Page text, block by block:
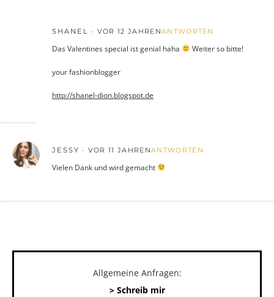
SHANEL VOR 12 JAHRENANTWORTEN
Das Valentines special ist genial haha Weiter so bitte!
your fashionblogger
http://shanel-dion.blogspot.de
JESSY VOR 11 JAHRENANTWORTEN
Vielen Dank und wird gemacht
Allgemeine Anfragen:
> Schreib mir